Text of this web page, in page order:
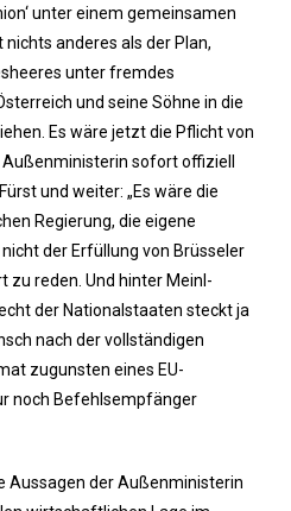
unter einem gemeinsamen
anderes als der Plan,
unter fremdes
und seine Söhne in die
Es wäre jetzt die Pflicht von
sofort offiziell
und weiter: „Es wäre die
Regierung, die eigene
der Erfüllung von Brüsseler
zu reden. Und hinter Meinl-
der Nationalstaaten steckt ja
nach der vollständigen
zugunsten eines EU-
noch Befehlsempfänger
Aussagen der Außenministerin